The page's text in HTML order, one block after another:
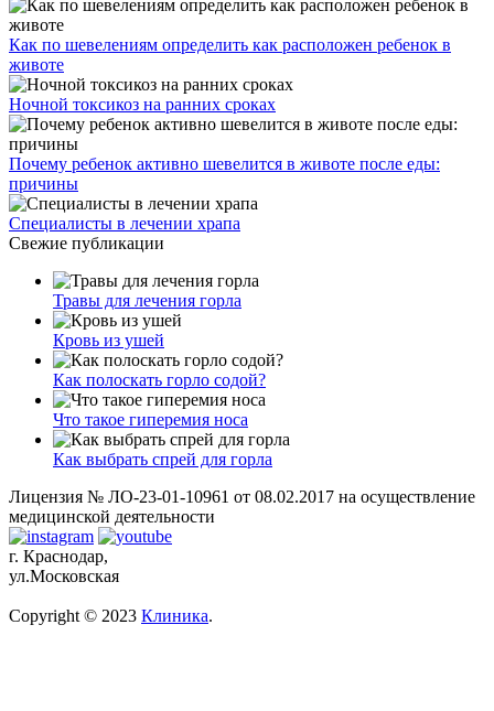
Как по шевелениям определить как расположен ребенок в
животе
Ночной токсикоз на ранних сроках
Почему ребенок активно шевелится в животе после еды:
причины
Специалисты в лечении храпа
Свежие публикации
Травы для лечения горла
Кровь из ушей
Как полоскать горло содой?
Что такое гиперемия носа
Как выбрать спрей для горла
Лицензия № ЛО-23-01-10961 от 08.02.2017 на осуществление
медицинской деятельности
г. Краснодар,
ул.Московская
Copyright © 2023 Клиника.